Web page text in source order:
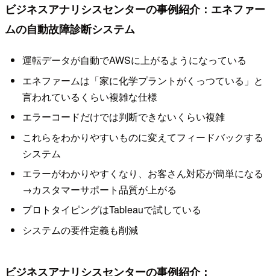
ビジネスアナリシスセンターの事例紹介：エネファー
ムの自動故障診断システム
運転データが自動でAWSに上がるようになっている
エネファームは「家に化学プラントがくっつている」と
言われているくらい複雑な仕様
エラーコードだけでは判断できないくらい複雑
これらをわかりやすいものに変えてフィードバックする
システム
エラーがわかりやすくなり、お客さん対応が簡単になる
→カスタマーサポート品質が上がる
プロトタイピングはTableauで試している
システムの要件定義も削減
ビジネスアナリシスセンターの事例紹介：